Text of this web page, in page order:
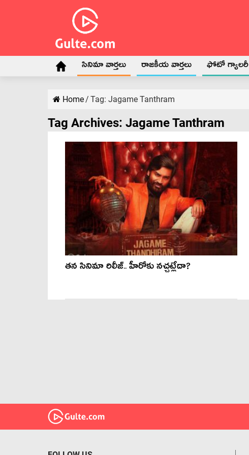
సినిమా వార్తలు రాజకీయ వార్తలు ఫోటో గ్యాలరీ
Home/ Tag: Jagame Tanthram
Tag Archives: Jagame Tanthram
తన సినిమా రిలీజ్.. హీరోకు నచ్చట్లేదా?